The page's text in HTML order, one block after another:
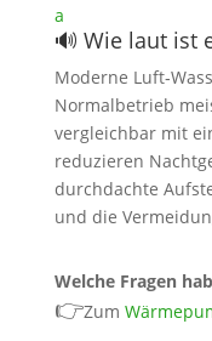
a
🔊 Wie laut ist
Moderne
Normalbetrieb
vergleichbar mit
reduzieren
durchdachte
und die
Welche Fragen
👉Zum